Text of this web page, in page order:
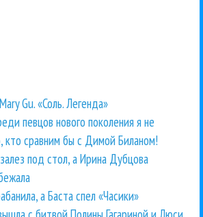
Gu. «Соль. Легенда»
певцов нового поколения я не
кто сравним бы с Димой Биланом!
под стол, а Ирина Дубцова
а Баста спел «Часики»